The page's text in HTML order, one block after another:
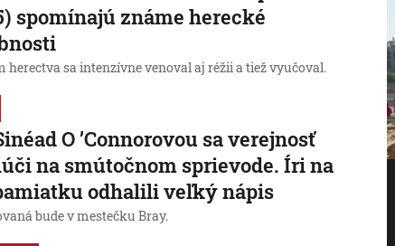
spomínajú známe herecké
herectva sa intenzívne venoval aj réžii a tiež vyučoval.
O ’Connorovou sa verejnosť
na smútočnom sprievode. Íri na
odhalili veľký nápis
bude v mestečku Bray.